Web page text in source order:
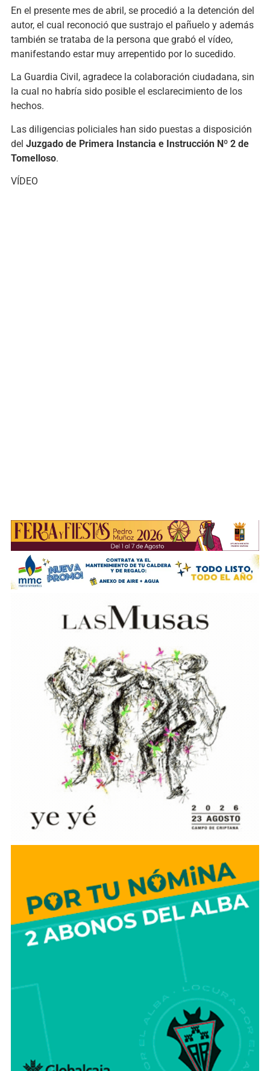
En el presente mes de abril, se procedió a la detención del
autor, el cual reconoció que sustrajo el pañuelo y además
también se trataba de la persona que grabó el vídeo,
manifestando estar muy arrepentido por lo sucedido.
La Guardia Civil, agradece la colaboración ciudadana, sin
la cual no habría sido posible el esclarecimiento de los
hechos.
Las diligencias policiales han sido puestas a disposición
del Juzgado de Primera Instancia e Instrucción Nº 2 de
Tomelloso.
VÍDEO